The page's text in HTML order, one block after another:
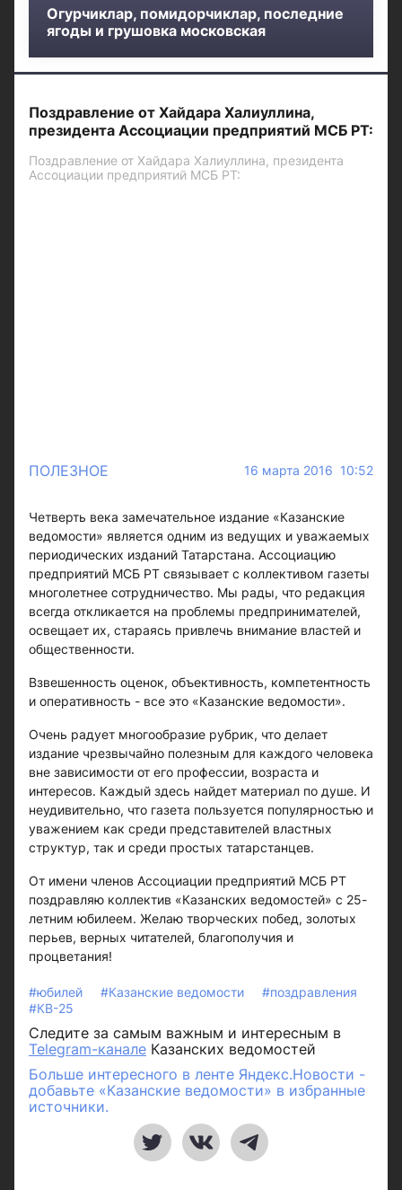
Огурчиклар, помидорчиклар, последние
ягоды и грушовка московская
Поздравление от Хайдара Халиуллина,
президента Ассоциации предприятий МСБ РТ:
Поздравление от Хайдара Халиуллина, президента
Ассоциации предприятий МСБ РТ:
ПОЛЕЗНОЕ 16 марта 2016 10:52
Четверть века замечательное издание «Казанские
ведомости» является одним из ведущих и уважаемых
периодических изданий Татарстана. Ассоциацию
предприятий МСБ РТ связывает с коллективом газеты
многолетнее сотрудничество. Мы рады, что редакция
всегда откликается на проблемы предпринимателей,
освещает их, стараясь привлечь внимание властей и
общественности.
Взвешенность оценок, объективность, компетентность
и оперативность - все это «Казанские ведомости».
Очень радует многообразие рубрик, что делает
издание чрезвычайно полезным для каждого человека
вне зависимости от его профессии, возраста и
интересов. Каждый здесь найдет материал по душе. И
неудивительно, что газета пользуется популярностью и
уважением как среди представителей властных
структур, так и среди простых татарстанцев.
От имени членов Ассоциации предприятий МСБ РТ
поздравляю коллектив «Казанских ведомостей» с 25-
летним юбилеем. Желаю творческих побед, золотых
перьев, верных читателей, благополучия и
процветания!
#юбилей #Казанские ведомости
#поздравления
#КВ-25
Следите за самым важным и интересным в
Telegram-канале Казанских ведомостей
Больше интересного в ленте Яндекс.Новости -
добавьте «Казанские ведомости» в избранные
источники.